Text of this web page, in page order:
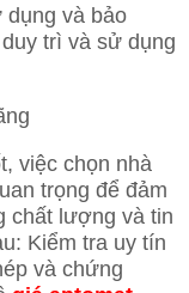
và bảo
trì và sử dụng
việc chọn nhà
trọng để đảm
chất lượng và tin
Kiểm tra uy tín
và chứng